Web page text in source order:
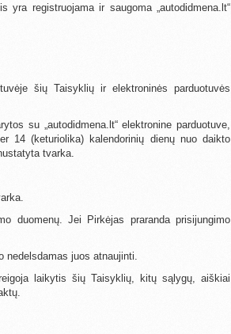
registruojama ir saugoma „autodidmena.lt“
šių Taisyklių ir elektroninės parduotuvės
su „autodidmena.lt“ elektronine parduotuve,
14 (keturiolika) kalendorinių dienų nuo daikto
tvarka.
duomenų. Jei Pirkėjas praranda prisijungimo
nedelsdamas juos atnaujinti.
laikytis šių Taisyklių, kitų sąlygų, aiškiai